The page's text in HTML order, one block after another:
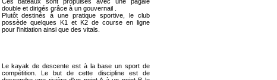
double et dirigés grâce à un gouvernail .
Plutôt destinés à une pratique sportive, le club
possède quelques K1 et K2 de course en ligne
pour l'initiation ainsi que des vitals.
Le kayak de descente est à la base un sport de
compétition. Le but de cette discipline est de